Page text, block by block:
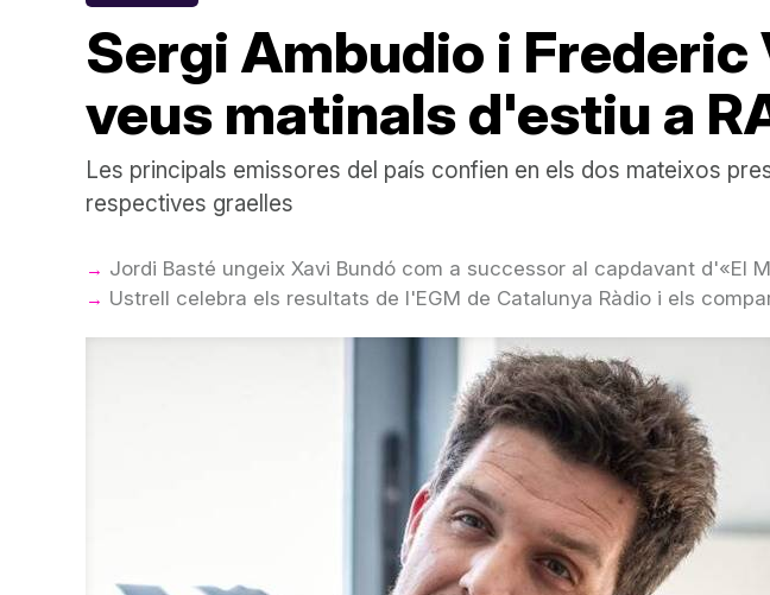
Sergi Ambudio i
veus matinals d'estiu a
Les principals emissores del país confien en els dos mateixos
respectives graelles
Jordi Basté ungeix Xavi Bundó com a successor al capdavant d'«El
Ustrell celebra els resultats de l'EGM de Catalunya Ràdio i els